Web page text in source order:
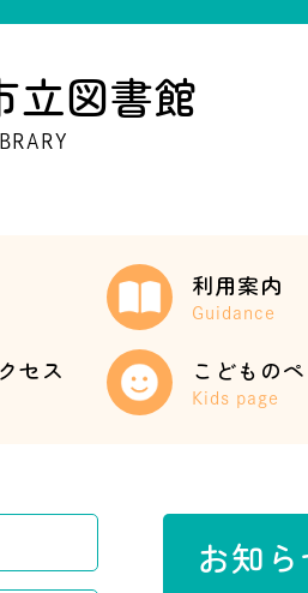
立図書館
利用案内
Guidance
セス こどもの
Kids page
お知